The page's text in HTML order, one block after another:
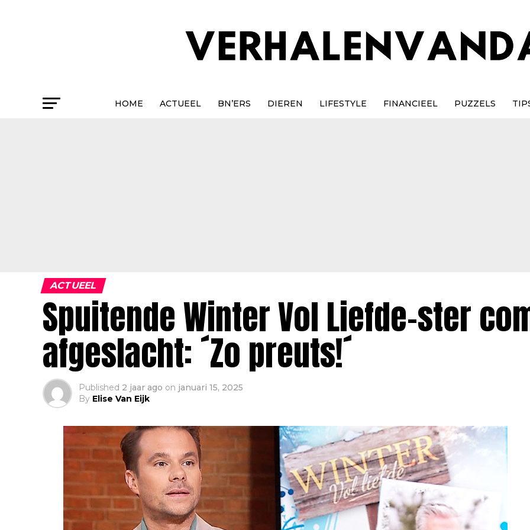
HOME ACTUEEL BN’ERS DIEREN LIFESTYLE FINANCIEEL PUZZELS
ACTUEEL
Spuitende Winter Vol Liefde-ster
afgeslacht: ´Zo preuts!´
Published 2 jaar ago on januari 15, 2025
By Elise Van Eijk